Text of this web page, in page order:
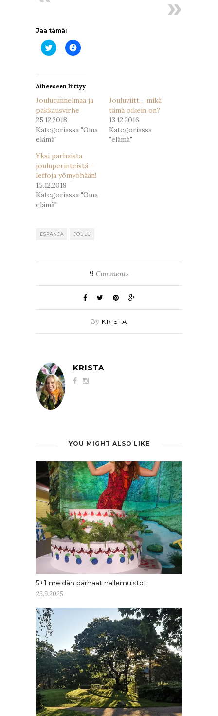
Jaa tämä:
Jaa
Twitterissä(Avautuu
Jaa
Facebookissa(Avautuu
Aiheeseen liittyy
Joulutunnelmaa ja
pakkausvirhe
25.12.2018
Kategoriassa "Oma
elämä"
Jouluviitt… mikä
tämä oikein on?
13.12.2016
Kategoriassa
"elämä"
Yksi parhaista
jouluperinteistä –
leffoja yömyöhään!
15.12.2019
Kategoriassa "Oma
elämä"
ESPANJA JOULU
9 Comments
By KRISTA
KRISTA
YOU MIGHT ALSO LIKE
5+1 meidän parhaat nallemuistot
23.9.2025